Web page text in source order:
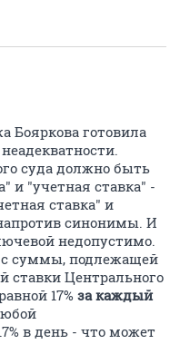
Бояркова готовила
суда должно быть
и "учетная ставка" -
ставка" и
синонимы. И
недопустимо.
с суммы, подлежащей
ставки Центрального
17% за каждый
в день - что может